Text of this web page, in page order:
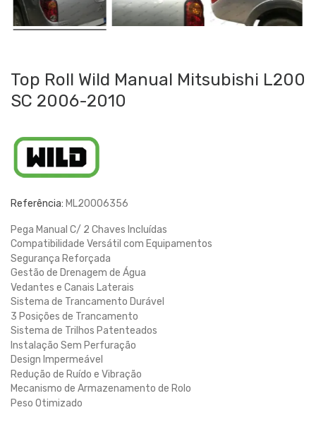
Top Roll Wild Manual Mitsubishi L200
SC 2006-2010
Referência: ML20006356
Pega Manual C/ 2 Chaves Incluídas
Compatibilidade Versátil com Equipamentos
Segurança Reforçada
Gestão de Drenagem de Água
Vedantes e Canais Laterais
Sistema de Trancamento Durável
3 Posições de Trancamento
Sistema de Trilhos Patenteados
Instalação Sem Perfuração
Design Impermeável
Redução de Ruído e Vibração
Mecanismo de Armazenamento de Rolo
Peso Otimizado